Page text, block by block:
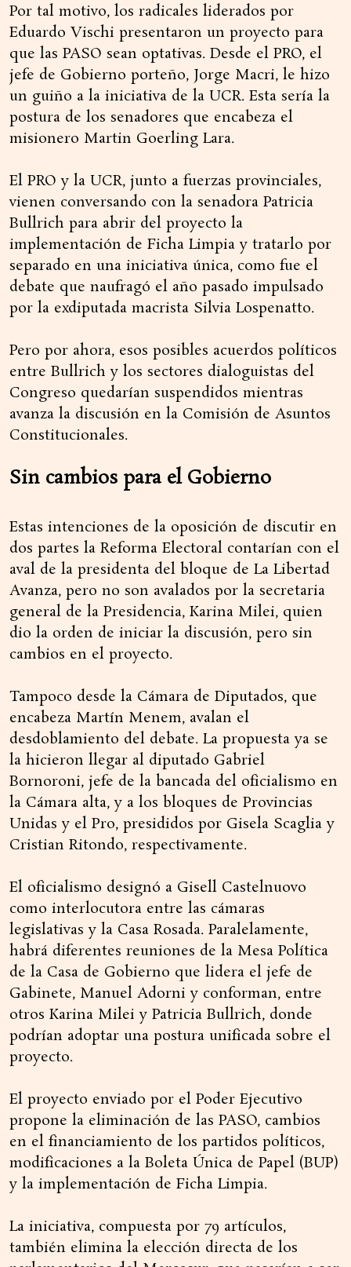
Por tal motivo, los radicales liderados por
Eduardo Vischi presentaron un proyecto para
que las PASO sean optativas. Desde el PRO, el
jefe de Gobierno porteño, Jorge Macri, le hizo
un guiño a la iniciativa de la UCR. Esta sería la
postura de los senadores que encabeza el
misionero Martin Goerling Lara.
El PRO y la UCR, junto a fuerzas provinciales,
vienen conversando con la senadora Patricia
Bullrich para abrir del proyecto la
implementación de Ficha Limpia y tratarlo por
separado en una iniciativa única, como fue el
debate que naufragó el año pasado impulsado
por la exdiputada macrista Silvia Lospenatto.
Pero por ahora, esos posibles acuerdos políticos
entre Bullrich y los sectores dialoguistas del
Congreso quedarían suspendidos mientras
avanza la discusión en la Comisión de Asuntos
Constitucionales.
Sin cambios para el Gobierno
Estas intenciones de la oposición de discutir en
dos partes la Reforma Electoral contarían con el
aval de la presidenta del bloque de La Libertad
Avanza, pero no son avalados por la secretaria
general de la Presidencia, Karina Milei, quien
dio la orden de iniciar la discusión, pero sin
cambios en el proyecto.
Tampoco desde la Cámara de Diputados, que
encabeza Martín Menem, avalan el
desdoblamiento del debate. La propuesta ya se
la hicieron llegar al diputado Gabriel
Bornoroni, jefe de la bancada del oficialismo en
la Cámara alta, y a los bloques de Provincias
Unidas y el Pro, presididos por Gisela Scaglia y
Cristian Ritondo, respectivamente.
El oficialismo designó a Gisell Castelnuovo
como interlocutora entre las cámaras
legislativas y la Casa Rosada. Paralelamente,
habrá diferentes reuniones de la Mesa Política
de la Casa de Gobierno que lidera el jefe de
Gabinete, Manuel Adorni y conforman, entre
otros Karina Milei y Patricia Bullrich, donde
podrían adoptar una postura unificada sobre el
proyecto.
El proyecto enviado por el Poder Ejecutivo
propone la eliminación de las PASO, cambios
en el financiamiento de los partidos políticos,
modificaciones a la Boleta Única de Papel (BUP)
y la implementación de Ficha Limpia.
La iniciativa, compuesta por 79 artículos,
también elimina la elección directa de los